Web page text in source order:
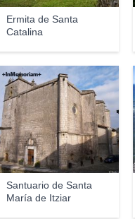
Ermita de Santa
Catalina
Santuario de Santa
María de Itziar
+InMemoriam+